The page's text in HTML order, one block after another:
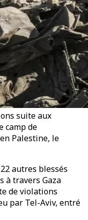
suite aux
camp de
Palestine, le
autres blessés
à travers Gaza
de violations
par Tel-Aviv, entré